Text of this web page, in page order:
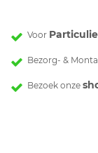
Voor
Bezorg- &
Bezoek onze